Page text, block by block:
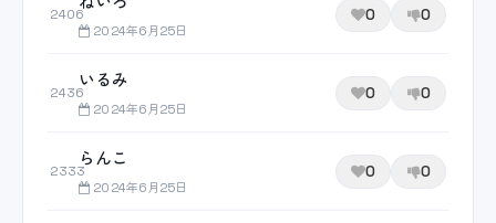
2406
2024年6月25日
0 0
2436
いるみ
2024年6月25日
0 0
2333
らんこ
2024年6月25日
0 0